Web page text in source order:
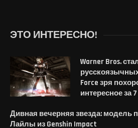
ЭТО ИНТЕРЕСНО!
Warner Bros.
Force зря
интересное за
Дивная вечерняя звезда: модель
Лайлы из Genshin Impact